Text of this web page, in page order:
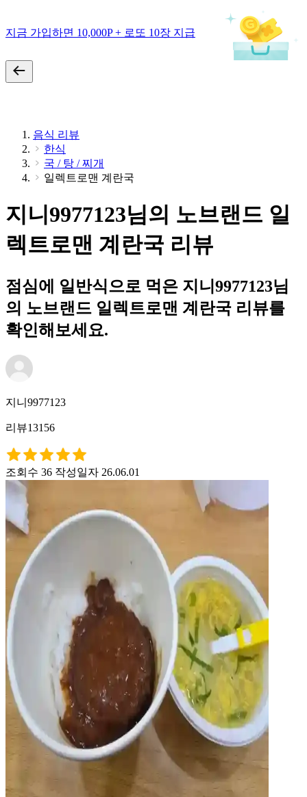
지금 가입하면 10,000P + 로또 10장 지급
음식 리뷰
한식
국 / 탕 / 찌개
일렉트로맨 계란국
지니9977123님의 노브랜드 일
렉트로맨 계란국 리뷰
점심에 일반식으로 먹은 지니9977123님
의 노브랜드 일렉트로맨 계란국 리뷰를
확인해보세요.
지니9977123
리뷰13156
조회수 36 작성일자 26.06.01